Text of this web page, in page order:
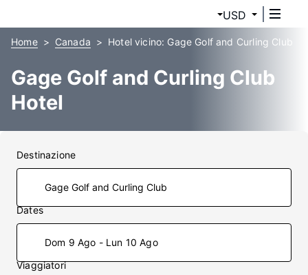
USD
Home Canada Hotel vicino: Gage Golf and Curling Club
Gage Golf and Curling Club
Hotel
Destinazione
Dates
Dom 9 Ago - Lun 10 Ago
Viaggiatori